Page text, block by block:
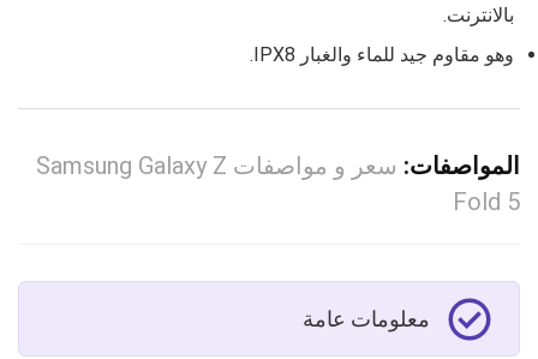
بالانترنت.
وهو مقاوم جيد للماء والغبار IPX8.
المواصفات:
سعر و مواصفات Samsung Galaxy Z
Fold 5
معلومات عامة